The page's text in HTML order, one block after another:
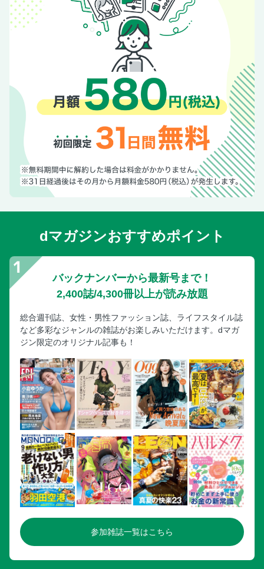
dマガジンおすすめポイント
バックナンバーから最新号まで！
2,400誌/4,300冊以上が読み放題
総合週刊誌、女性・男性ファッション誌、ライフスタイル誌
など多彩なジャンルの雑誌がお楽しみいただけます。dマガ
ジン限定のオリジナル記事も！
参加雑誌一覧はこちら